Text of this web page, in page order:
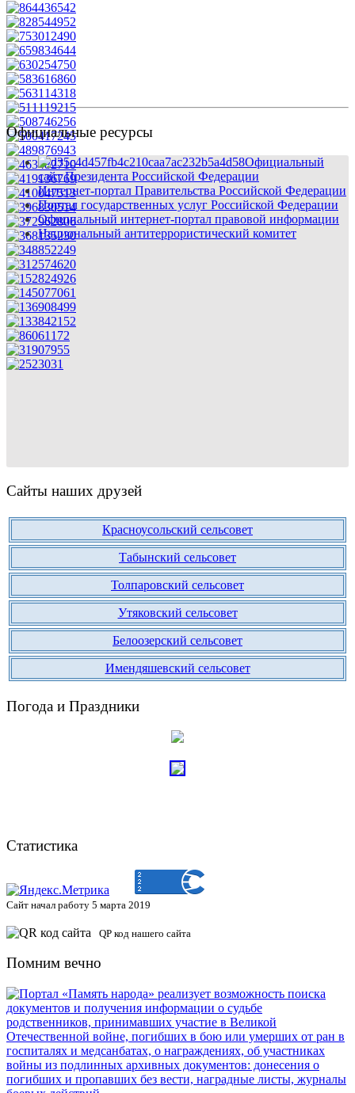
Официальные ресурсы
Официальный
сайт Президента Российской Федерации
Интернет-портал Правительства Российской Федерации
Портал государственных услуг Российской Федерации
Официальный интернет-портал правовой информации
Национальный антитеррористический комитет
Сайты наших друзей
Красноусольский сельсовет
Табынский сельсовет
Толпаровский сельсовет
Утяковский сельсовет
Белоозерский сельсовет
Имендяшевский сельсовет
Погода и Праздники
Статистика
Сайт начал работу 5 марта 2019
QP код нашего сайта
Помним вечно